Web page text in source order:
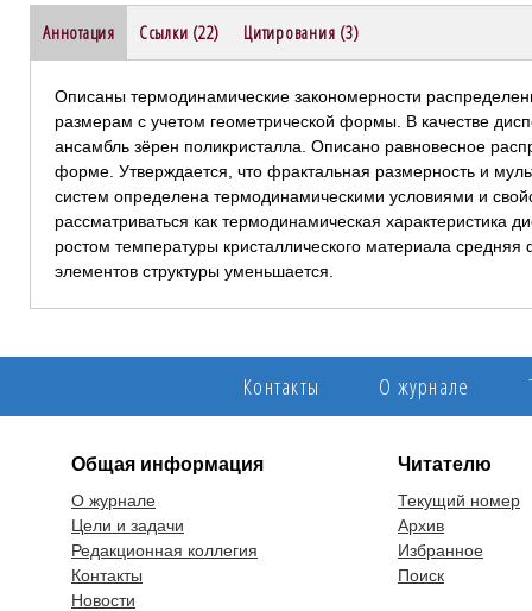
Аннотация Ссылки (22) Цитирования (3)
Описаны термодинамические закономерности
размерам с учетом геометрической формы. В качестве
ансамбль зёрен поликристалла. Описано равновесное
форме. Утверждается, что фрактальная размерность и
систем определена термодинамическими условиями и
рассматриваться как термодинамическая характеристика
ростом температуры кристаллического материала
элементов структуры уменьшается.
Контакты О журнале
Общая информация
О журнале
Цели и задачи
Редакционная коллегия
Контакты
Новости
Читателю
Текущий номер
Архив
Избранное
Поиск